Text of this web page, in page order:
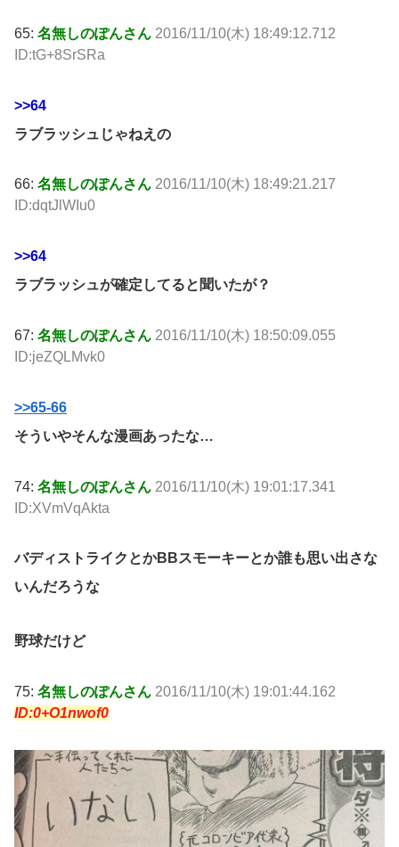
65: 名無しのぽんさん 2016/11/10(木) 18:49:12.712
ID:tG+8SrSRa
>>64
ラブラッシュじゃねえの
66: 名無しのぽんさん 2016/11/10(木) 18:49:21.217
ID:dqtJlWIu0
>>64
ラブラッシュが確定してると聞いたが？
67: 名無しのぽんさん 2016/11/10(木) 18:50:09.055
ID:jeZQLMvk0
>>65-66
そういやそんな漫画あったな…
74: 名無しのぽんさん 2016/11/10(木) 19:01:17.341
ID:XVmVqAkta
バディストライクとかBBスモーキーとか誰も思い出さな
いんだろうな
野球だけど
75: 名無しのぽんさん 2016/11/10(木) 19:01:44.162
ID:0+O1nwof0